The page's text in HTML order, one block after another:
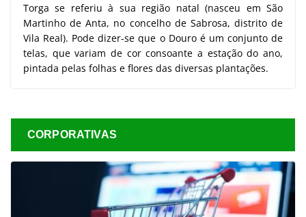
Torga se referiu à sua região natal (nasceu em São
Martinho de Anta, no concelho de Sabrosa, distrito de
Vila Real). Pode dizer-se que o Douro é um conjunto de
telas, que variam de cor consoante a estação do ano,
pintada pelas folhas e flores das diversas plantações.
CORPORATIVAS